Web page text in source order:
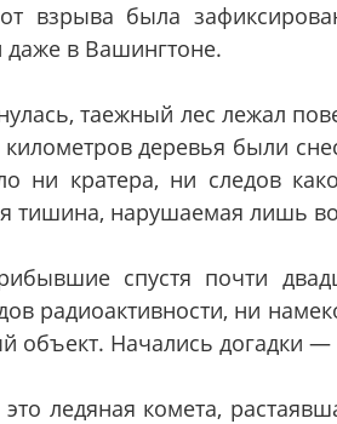
взрыва была
даже в Вашингтоне.
таежный лес лежал
километров деревья были
ни кратера, ни следов
тишина, нарушаемая лишь
спустя почти
радиоактивности, ни
объект. Начались догадки
ледяная комета,